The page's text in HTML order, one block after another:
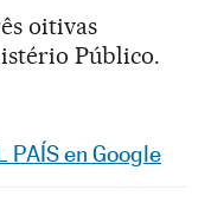
oitivas
Público.
Sociales
PAÍS en Google